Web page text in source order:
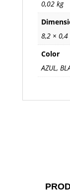
0,02 kg
8,2 ×
Color
AZUL,